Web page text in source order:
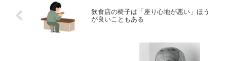
飲食店の椅子は「座り心地が悪い」ほう
が良いこともある